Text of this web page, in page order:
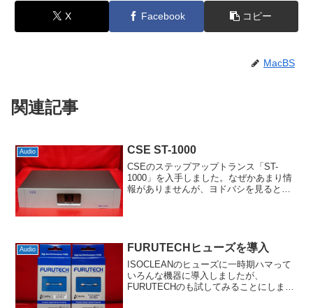
X Facebook コピー
MacBS
関連記事
Audio CSE ST-1000
CSEのステップアップトランス「ST-
1000」を入手しました。なぜかあまり情
報がありませんが、ヨドバシを見ると
Audio FURUTECHヒューズを導入
ISOCLEANのヒューズに一時期ハマって
いろんな機器に導入しましたが、
FURUTECHのも試してみることにしまし